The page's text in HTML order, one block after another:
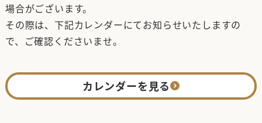
場合がございます。
その際は、下記カレンダーにてお知らせいたしますの
で、ご確認くださいませ。
カレンダーを見る